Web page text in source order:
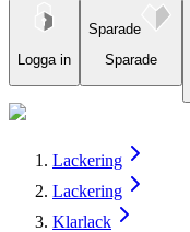
Logga in
Sparade
Sparade
Lackering
Lackering
Klarlack